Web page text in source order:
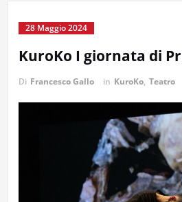
28 Maggio 2024
KuroKo I giornata di
Di Francesco Gallo in KuroKo, Teatro